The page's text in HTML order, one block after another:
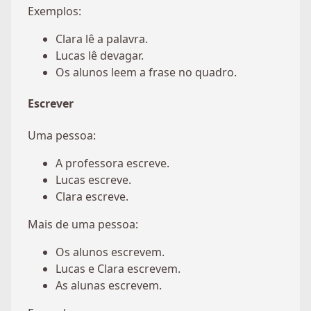
Exemplos:
Clara lê a palavra.
Lucas lê devagar.
Os alunos leem a frase no quadro.
Escrever
Uma pessoa:
A professora escreve.
Lucas escreve.
Clara escreve.
Mais de uma pessoa:
Os alunos escrevem.
Lucas e Clara escrevem.
As alunas escrevem.